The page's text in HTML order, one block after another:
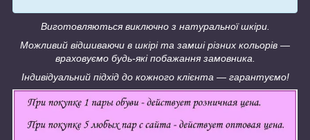
Виготовляються виключно з натуральної шкіри.
Можливий відшиваючи в шкірі та замші різних кольорів ―
враховуємо будь-які побажання замовника.
Індивідуальний підхід до кожного клієнта ― гарантуємо!